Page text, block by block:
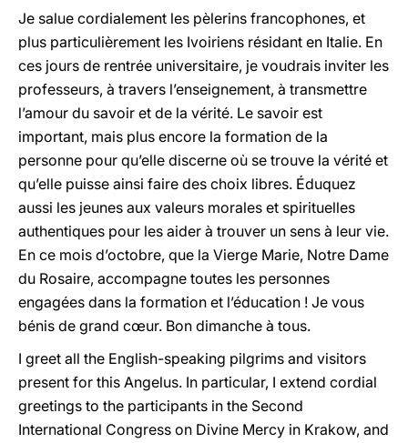
Je salue cordialement les pèlerins francophones, et
plus particulièrement les Ivoiriens résidant en Italie. En
ces jours de rentrée universitaire, je voudrais inviter les
professeurs, à travers l’enseignement, à transmettre
l’amour du savoir et de la vérité. Le savoir est
important, mais plus encore la formation de la
personne pour qu’elle discerne où se trouve la vérité et
qu’elle puisse ainsi faire des choix libres. Éduquez
aussi les jeunes aux valeurs morales et spirituelles
authentiques pour les aider à trouver un sens à leur vie.
En ce mois d’octobre, que la Vierge Marie, Notre Dame
du Rosaire, accompagne toutes les personnes
engagées dans la formation et l’éducation ! Je vous
bénis de grand cœur. Bon dimanche à tous.
I greet all the English-speaking pilgrims and visitors
present for this Angelus. In particular, I extend cordial
greetings to the participants in the Second
International Congress on Divine Mercy in Krakow, and